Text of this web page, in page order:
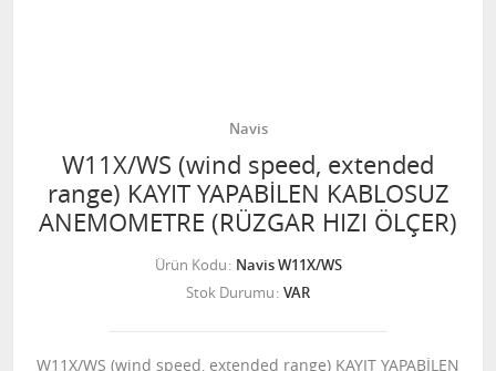
Navis
W11X/WS (wind speed, extended
range) KAYIT YAPABİLEN KABLOSUZ
ANEMOMETRE (RÜZGAR HIZI ÖLÇER)
Ürün Kodu Navis W11X/WS
Stok Durumu VAR
W11X/WS (wind speed, extended range) KAYIT YAPABİLEN